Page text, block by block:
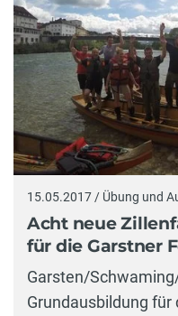
15.05.2017 / Übung und
Acht neue
für die Garstner
Garsten/
Grundausbildung